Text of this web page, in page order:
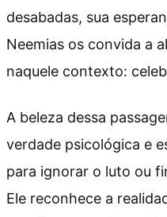
desabadas, sua
Neemias os convida a
naquele contexto:
A beleza dessa
verdade psicológica e
para ignorar o luto ou
Ele reconhece a